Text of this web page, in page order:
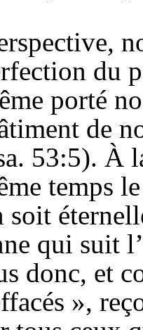
du
porté
de
53:5). À
temps
soit
qui suit
donc, et
»,